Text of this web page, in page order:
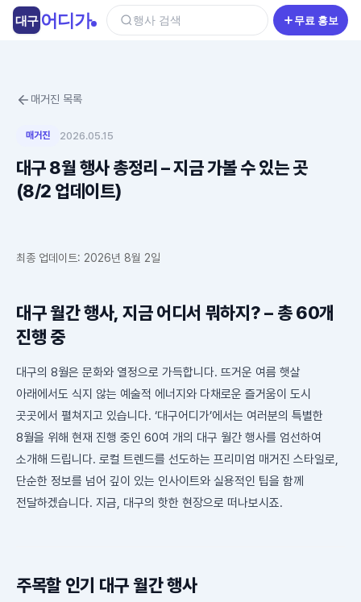
매거진 목록
매거진 2026.05.15
대구 8월 행사 총정리 – 지금 가볼 수 있는 곳
(8/2 업데이트)
최종 업데이트: 2026년 8월 2일
대구 월간 행사, 지금 어디서 뭐하지? – 총 60개
진행 중
대구의 8월은 문화와 열정으로 가득합니다. 뜨거운 여름 햇살
아래에서도 식지 않는 예술적 에너지와 다채로운 즐거움이 도시
곳곳에서 펼쳐지고 있습니다. ‘대구어디가’에서는 여러분의 특별한
8월을 위해 현재 진행 중인 60여 개의 대구 월간 행사를 엄선하여
소개해 드립니다. 로컬 트렌드를 선도하는 프리미엄 매거진 스타일로,
단순한 정보를 넘어 깊이 있는 인사이트와 실용적인 팁을 함께
전달하겠습니다. 지금, 대구의 핫한 현장으로 떠나보시죠.
주목할 인기 대구 월간 행사
대구 어디가 행사 검색 무료 홍보